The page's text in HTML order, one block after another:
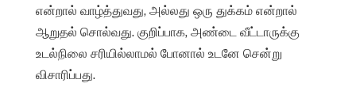
என்றால் வாழ்த்துவது, அல்லது ஒரு துக்கம் என்றால்
ஆறுதல் சொல்வது. குறிப்பாக, அண்டை வீட்டாருக்கு
உடல்நிலை சரியில்லாமல் போனால் உடனே சென்று
விசாரிப்பது.